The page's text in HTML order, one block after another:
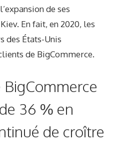
de ses
En fait, en 2020, les
des États-Unis
de BigCommerce.
BigCommerce
36 % en
de croître